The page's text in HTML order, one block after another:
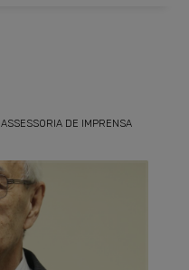
ASSESSORIA DE IMPRENSA